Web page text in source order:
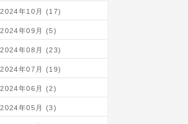
2024年10月 (17)
2024年09月 (5)
2024年08月 (23)
2024年07月 (19)
2024年06月 (2)
2024年05月 (3)